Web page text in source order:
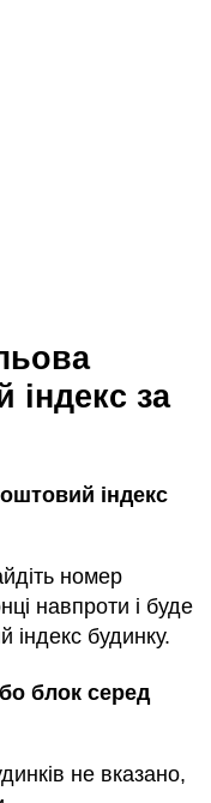
індекс за
індекс
номер
навпроти і буде
індекс будинку.
блок серед
не вказано,